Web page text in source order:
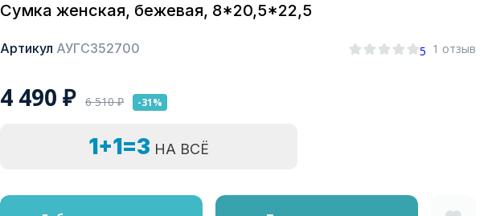
Сумка женская, бежевая, 8*20,5*22,5
Артикул АУГС352700 5 1 отзыв
4 490 ₽ 6 510₽ -31%
1+1=3 НА ВСЁ